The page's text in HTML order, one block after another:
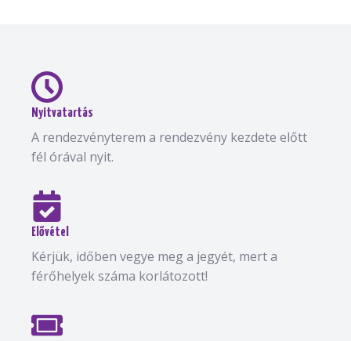
Nyitvatartás
A rendezvényterem a rendezvény kezdete előtt
fél órával nyit.
Elővétel
Kérjük, időben vegye meg a jegyét, mert a
férőhelyek száma korlátozott!